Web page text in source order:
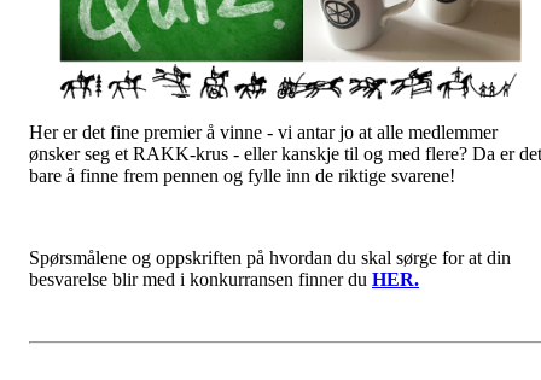
Her er det fine premier å vinne - vi antar jo at alle medlemmer
ønsker seg et RAKK-krus - eller kanskje til og med flere? Da er det
bare å finne frem pennen og fylle inn de riktige svarene!
Spørsmålene og oppskriften på hvordan du skal sørge for at din
besvarelse blir med i konkurransen finner du HER.